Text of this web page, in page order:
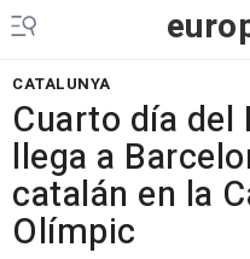
CATALUNYA
Cuarto día del
llega a
catalán en la
Olímpic